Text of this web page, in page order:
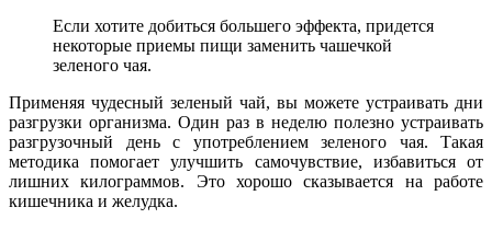
Если хотите добиться большего эффекта, придется
некоторые приемы пищи заменить чашечкой
зеленого чая.
Применяя чудесный зеленый чай, вы можете устраивать дни
разгрузки организма. Один раз в неделю полезно устраивать
разгрузочный день с употреблением зеленого чая. Такая
методика помогает улучшить самочувствие, избавиться от
лишних килограммов. Это хорошо сказывается на работе
кишечника и желудка.